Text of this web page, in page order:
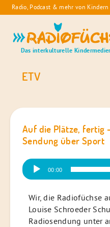
Skip
to
Radio, Podcast & mehr von
Radiofüchse
Das interkulturelle
ETV
Auf die Plätze, fertig
Sendung über Sport
Audio-
Player
00:00
Wir, die Radiofüchse
Louise Schroeder
Radiosendung unter